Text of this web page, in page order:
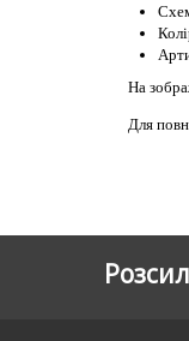
На
Для